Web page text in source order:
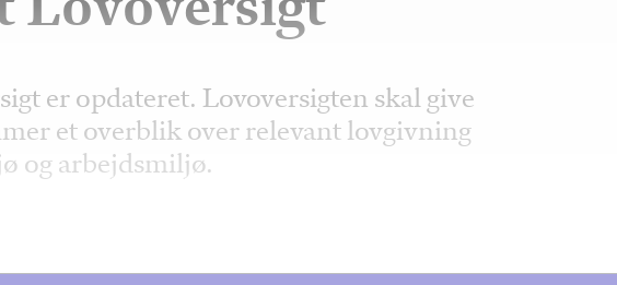
er opdateret. Lovoversigten skal give
et overblik over relevant lovgivning
og arbejdsmiljø.